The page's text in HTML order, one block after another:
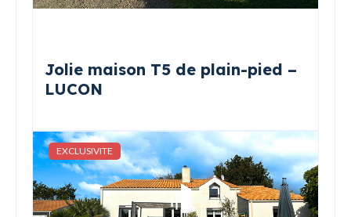
Jolie maison T5 de plain-pied –
LUCON
EXCLUSIVITE